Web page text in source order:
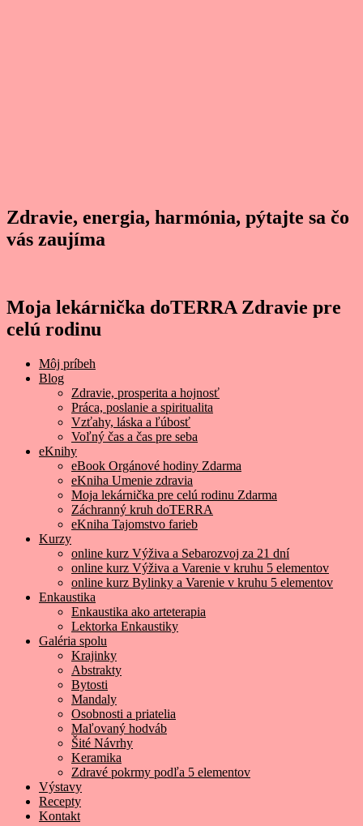
Zdravie, energia, harmónia, pýtajte sa čo
vás zaujíma
Moja lekárnička doTERRA Zdravie pre
celú rodinu
Môj príbeh
Blog
Zdravie, prosperita a hojnosť
Práca, poslanie a spiritualita
Vzťahy, láska a ľúbosť
Voľný čas a čas pre seba
eKnihy
eBook Orgánové hodiny Zdarma
eKniha Umenie zdravia
Moja lekárnička pre celú rodinu Zdarma
Záchranný kruh doTERRA
eKniha Tajomstvo farieb
Kurzy
online kurz Výživa a Sebarozvoj za 21 dní
online kurz Výživa a Varenie v kruhu 5 elementov
online kurz Bylinky a Varenie v kruhu 5 elementov
Enkaustika
Enkaustika ako arteterapia
Lektorka Enkaustiky
Galéria spolu
Krajinky
Abstrakty
Bytosti
Mandaly
Osobnosti a priatelia
Maľovaný hodváb
Šité Návrhy
Keramika
Zdravé pokrmy podľa 5 elementov
Výstavy
Recepty
Kontakt